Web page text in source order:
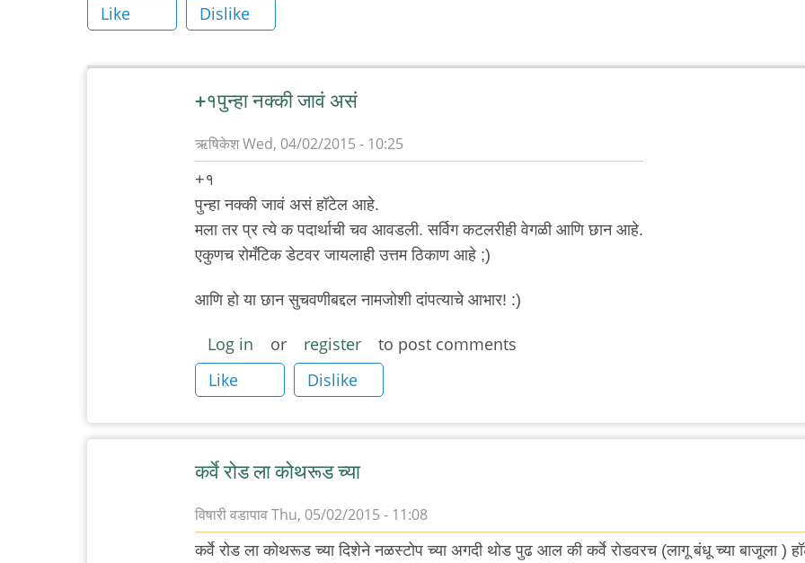
Like Dislike
+१पुन्हा नक्की जावं असं
ऋषिकेशWed, 04/02/2015 - 10:25
+१
पुन्हा नक्की जावं असं हॉटेल आहे.
मला तर प्र त्ये क पदार्थाची चव आवडली. सर्विग कटलरीही वेगळी आणि छान आहे.
एकुणच रोमँटिक डेटवर जायलाही उत्तम ठिकाण आहे ;)
आणि हो या छान सुचवणीबद्दल नामजोशी दांपत्याचे आभार! :)
Log in or register
to post comments
Like
Dislike
कर्वे रोड ला कोथरूड च्या
विषारी वडापावThu, 05/02/2015 - 11:08
कर्वे रोड ला कोथरूड च्या दिशेने नळस्टोप च्या अगदी थोड पुढ आल की कर्वे रोडवरच (लागू बंधू च्या बाजूला )